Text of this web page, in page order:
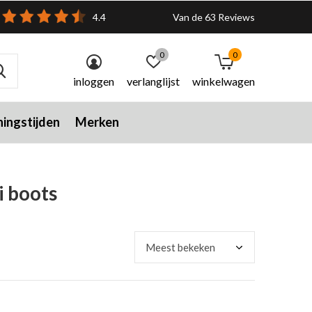
Merken
inloggen verlanglijst
0
winkelwagen
0
4.4 Van de 63 Reviews
boots